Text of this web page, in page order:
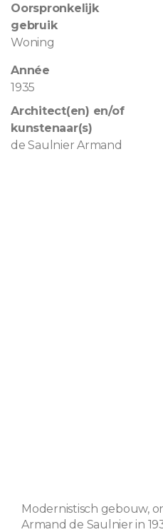
Oorspronkelijk
gebruik
Woning
Année
1935
Architect(en) en/of
kunstenaar(s)
de Saulnier Armand
Modernistisch gebouw,
Armand de Saulnier in